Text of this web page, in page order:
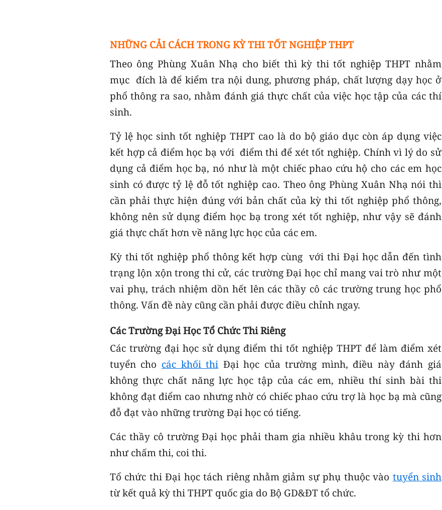
NHỮNG CẢI CÁCH TRONG KỲ THI TỐT NGHIỆP THPT
Theo ông Phùng Xuân Nhạ cho biết thì kỳ thi tốt nghiệp THPT nhằm
mục đích là để kiểm tra nội dung, phương pháp, chất lượng dạy học ở
phổ thông ra sao, nhằm đánh giá thực chất của việc học tập của các thí
sinh.
Tỷ lệ học sinh tốt nghiệp THPT cao là do bộ giáo dục còn áp dụng việc
kết hợp cả điểm học bạ với điểm thi để xét tốt nghiệp. Chính vì lý do sử
dụng cả điểm học bạ, nó như là một chiếc phao cứu hộ cho các em học
sinh có được tỷ lệ đỗ tốt nghiệp cao. Theo ông Phùng Xuân Nhạ nói thì
cần phải thực hiện đúng với bản chất của kỳ thi tốt nghiệp phổ thông,
không nên sử dụng điểm học bạ trong xét tốt nghiệp, như vậy sẽ đánh
giá thực chất hơn về năng lực học của các em.
Kỳ thi tốt nghiệp phổ thông kết hợp cùng với thi Đại học dẫn đến tình
trạng lộn xộn trong thi cử, các trường Đại học chỉ mang vai trò như một
vai phụ, trách nhiệm dồn hết lên các thầy cô các trường trung học phổ
thông. Vấn đề này cũng cần phải được điều chỉnh ngay.
Các Trường Đại Học Tổ Chức Thi Riêng
Các trường đại học sử dụng điểm thi tốt nghiệp THPT để làm điểm xét
tuyển cho các khối thi Đại học của trường mình, điều này đánh giá
không thực chất năng lực học tập của các em, nhiều thí sinh bài thi
không đạt điểm cao nhưng nhờ có chiếc phao cứu trợ là học bạ mà cũng
đỗ đạt vào những trường Đại học có tiếng.
Các thầy cô trường Đại học phải tham gia nhiều khâu trong kỳ thi hơn
như chấm thi, coi thi.
Tổ chức thi Đại học tách riêng nhằm giảm sự phụ thuộc vào tuyển sinh
từ kết quả kỳ thi THPT quốc gia do Bộ GD&ĐT tổ chức.